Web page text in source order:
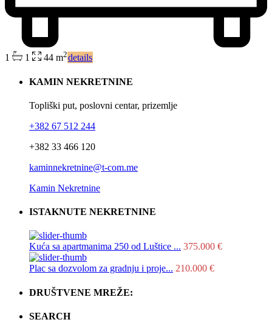
1 1 44 m2details
KAMIN NEKRETNINE
Topliški put, poslovni centar, prizemlje
+382 67 512 244
+382 33 466 120
kaminnekretnine@t-com.me
Kamin Nekretnine
ISTAKNUTE NEKRETNINE
Kuća sa apartmanima 250 od Luštice ... 375.000 €
Plac sa dozvolom za gradnju i proje... 210.000 €
DRUŠTVENE MREŽE:
SEARCH